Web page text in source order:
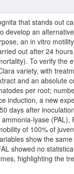
that stands out
develop an
an in vitro
out after 24
To verify the
variety, with
and an absolute
per root;
induction, a new
days after
lyase (PAL),
of 100% of
show the
showed no
highlighting the